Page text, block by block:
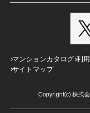
マンションカタログ 利
サイトマップ
Copyright(c) 株式